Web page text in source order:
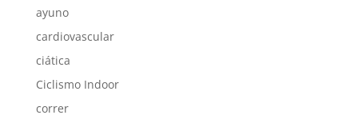
ayuno
cardiovascular
ciática
Ciclismo Indoor
correr